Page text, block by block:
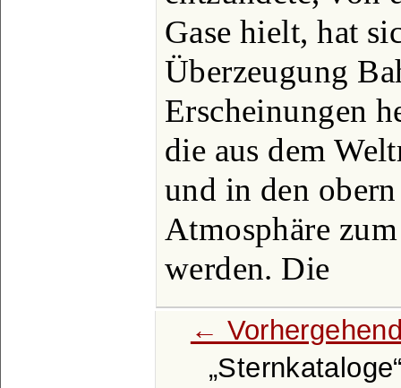
Gase hielt, hat
Überzeugung
Erscheinungen
die aus dem
und in den
Atmosphäre
werden. Die
←
Sternkataloge